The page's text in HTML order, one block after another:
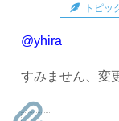
トピッ
@yhira
すみません、変